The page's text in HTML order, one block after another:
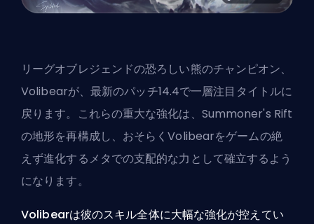
リーグオブレジェンドの恐ろしい熊のチャンピオン、
Volibearが、最新のパッチ14.4で一層注目タイトルに
戻ります。これらの重大な強化は、Summoner's Rift
の地形を再構成し、おそらくVolibearをゲームの絶
えず進化するメタでの支配的な力として確立するよう
になります。
Volibearは彼のスキル全体に大幅な強化が控えてい